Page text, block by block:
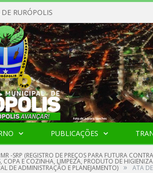
RURÓPOLIS
PUBLICAÇÕES
-SRP (REGISTRO DE PREÇOS PARA FUTURA
E COZINHA, LIMPEZA, PRODUTO DE
DE ADMINISTRAÇÃO E PLANEJAMENTO) » ATA